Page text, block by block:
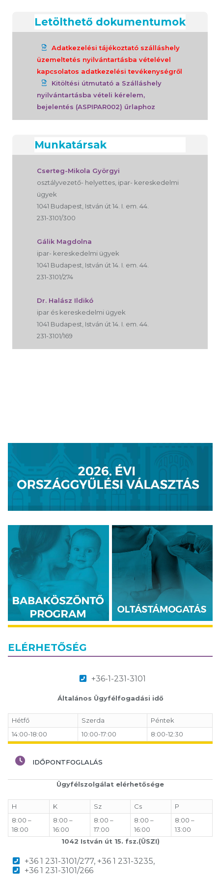
Letölthető dokumentumok
Adatkezelési tájékoztató szálláshely
üzemeltetés nyilvántartásba vételével
kapcsolatos adatkezelési tevékenységről
Kitöltési útmutató a Szálláshely
nyilvántartásba vételi kérelem,
bejelentés (ASPIPAR002) űrlaphoz
Munkatársak
Cserteg-Mikola Györgyi
osztályvezető- helyettes, ipar- kereskedelmi
ügyek
1041 Budapest, István út 14. I. em. 44.
231-3101/300
Gálik Magdolna
ipar- kereskedelmi ügyek
1041 Budapest, István út 14. I. em. 44.
231-3101/274
Dr. Halász Ildikó
ipar és kereskedelmi ügyek
1041 Budapest, István út 14. I. em. 44.
231-3101/169
ELÉRHETŐSÉG
+36-1-231-3101
Általános Ügyfélfogadási idő
Hétfő Szerda
Péntek
14:00-18:00
10:00-17:00 8:00-12:30
IDŐPONTFOGLALÁS
Ügyfélszolgálat elérhetősége
H K Sz Cs
P
8:00 –
18:00
8:00 –
16:00
8:00 –
17:00
8:00 –
16:00
8:00 –
13:00
1042 István út 15. fsz.(ÜSZI)
+36 1 231-3101/277, +36 1 231-3235,
+36 1 231-3101/266